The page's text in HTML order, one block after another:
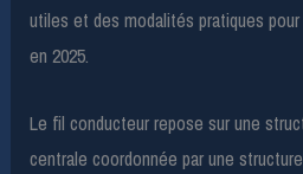
utiles et des modalités pratiques
en 2025.
Le fil conducteur repose sur une
centrale coordonnée par une